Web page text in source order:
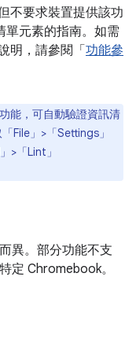
不要求裝置提供該功
單元素的指南。如需
明，請參閱「 功能參
能，可自動驗證資訊清
File」>「Settings」
>「Lint」
異。部分功能不支
定 Chromebook。